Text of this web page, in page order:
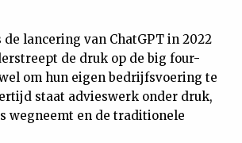
lancering van ChatGPT in 2022
de druk op de big four-
om hun eigen bedrijfsvoering te
staat advieswerk onder druk,
wegneemt en de traditionele